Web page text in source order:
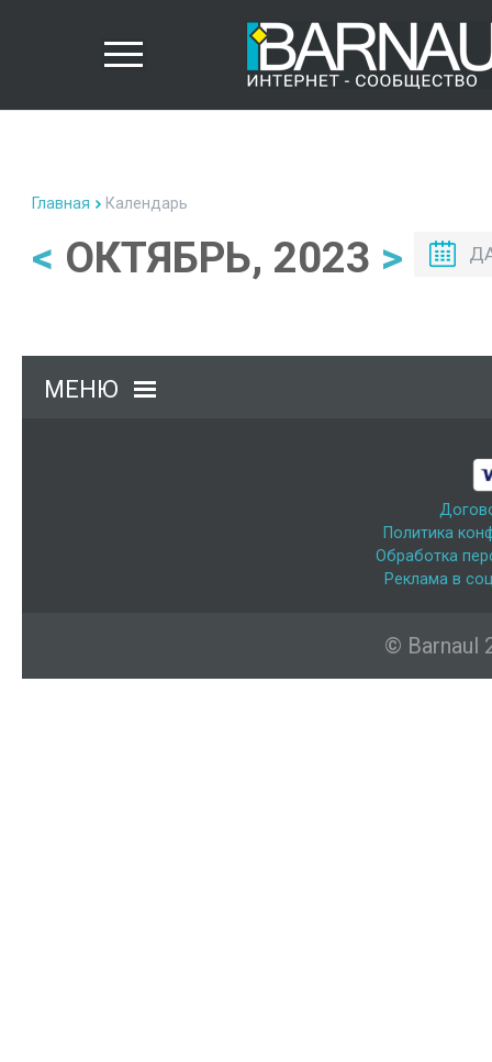
Главная Календарь
< ОКТЯБРЬ, 2023 >
МЕНЮ
Политика
Обработка
Реклама в
© Barnaul